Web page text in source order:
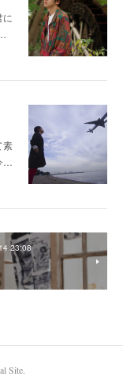
に
素
…
23:08
Site.